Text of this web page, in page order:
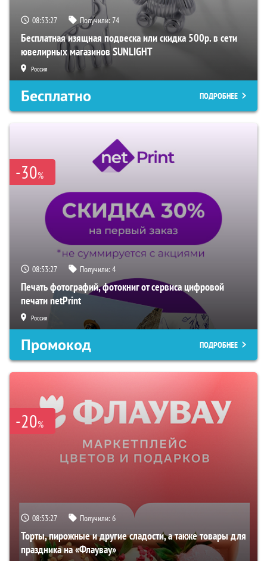
08:53:26 Получили:74
Бесплатная изящная подвеска или скидка 500р. в сети
ювелирных магазинов SUNLIGHT
Россия
Бесплатно ПОДРОБНЕЕ
-30%
08:53:26 Получили:4
Печать фотографий, фотокниг от сервиса цифровой
печати netPrint
Россия
Промокод ПОДРОБНЕЕ
-20%
08:53:26 Получили:6
Торты, пирожные и другие сладости, а также товары для
праздника на «Флаувау»